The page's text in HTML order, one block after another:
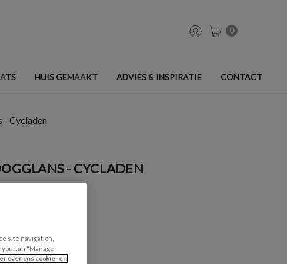
0
HUIS GEMAAKT ADVIES & INSPIRATIE CONTACT
- Cycladen
- CYCLADEN
site navigation,
can "Manage
over ons cookie- en